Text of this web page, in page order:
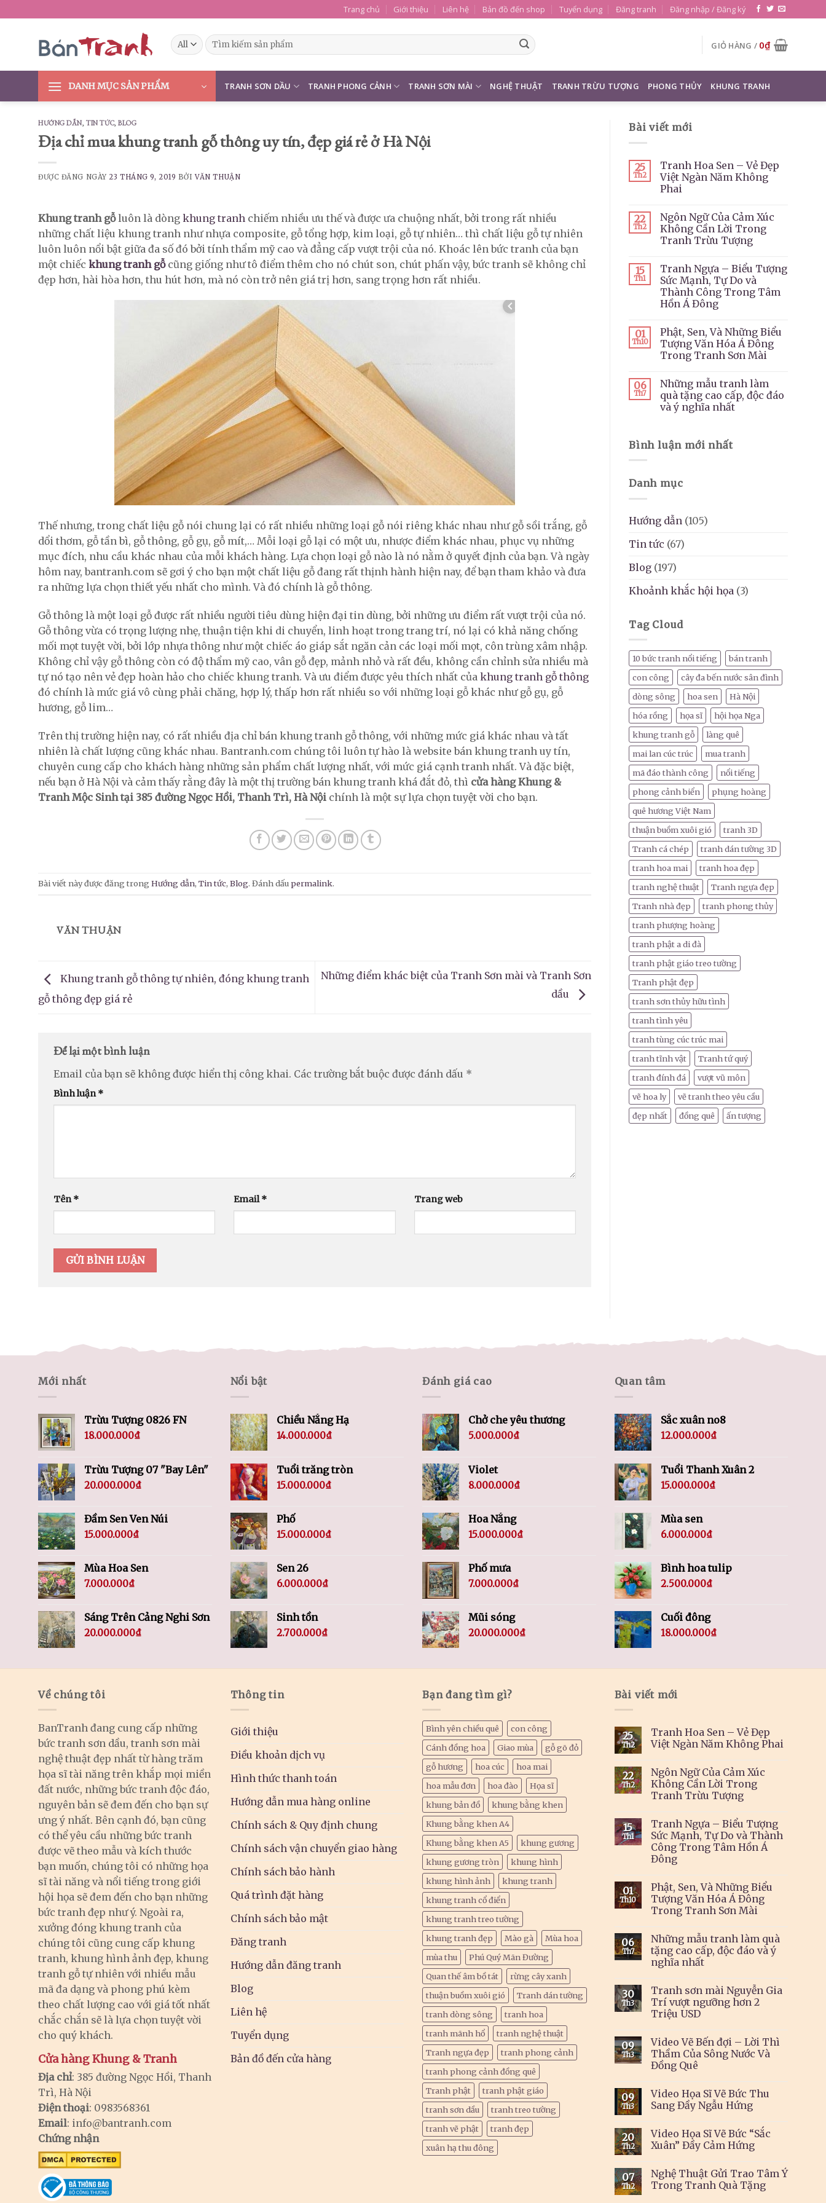
to
Trang chủ Giới thiệu Liên hệ Bản đồ đến shop Tuyển dụng Đăng tranh Đăng nhập / Đăng ký
Tìm
kiếm:
GIỎ HÀNG / 0₫
DANH MỤC SẢN PHẨM TRANH SƠN DẦU TRANH PHONG CẢNH TRANH SƠN MÀI NGHỆ THUẬT TRANH TRỪU TƯỢNG PHONG THỦY KHUNG TRANH
HƯỚNG DẪN,TIN TỨC,BLOG
Địa chỉ mua khung tranh gỗ thông uy tín, đẹp giá rẻ ở Hà Nội
ĐƯỢC ĐĂNG NGÀY 23 THÁNG 9, 2019 BỞIVĂN THUẬN
Khung tranh gỗluôn là dòng khung tranh chiếm nhiều ưu thế và được ưa chuộng nhất, bởi trong rất nhiều
những chất liệu khung tranh như nhựa composite, gỗ tổng hợp, kim loại, gỗ tự nhiên… thì chất liệu gỗ tự nhiên
luôn luôn nổi bật giữa đa số đó bởi tính thẩm mỹ cao và đẳng cấp vượt trội của nó. Khoác lên bức tranh của bạn
một chiếc khung tranh gỗcũng giống như tô điểm thêm cho nó chút son, chút phấn vậy, bức tranh sẽ không chỉ
đẹp hơn, hài hòa hơn, thu hút hơn, mà nó còn trở nên giá trị hơn, sang trọng hơn rất nhiều.
Thế nhưng, trong chất liệu gỗ nói chung lại có rất nhiều những loại gỗ nói riêng khác nhau như gỗ sồi trắng, gỗ
dổi thơm, gỗ tần bì, gỗ thông, gỗ gụ, gỗ mít,… Mỗi loại gỗ lại có một ưu, nhược điểm khác nhau, phục vụ những
mục đích, nhu cầu khác nhau của mỗi khách hàng. Lựa chọn loại gỗ nào là nó nằm ở quyết định của bạn. Và ngày
hôm nay, bantranh.com sẽ gơi ý cho bạn một chất liệu gỗ đang rất thịnh hành hiện nay, để bạn tham khảo và đưa
ra những lựa chọn thiết yếu nhất cho mình. Và đó chính là gỗ thông.
Gỗ thông là một loại gỗ được rất nhiều người tiêu dùng hiện đại tin dùng, bởi những ưu điểm rất vượt trội của nó.
Gỗ thông vừa có trọng lượng nhẹ, thuận tiện khi di chuyển, linh hoạt trong trang trí, nó lại có khả năng chống
mối mọt tuyệt vời, bởi lớp nhựa thông như một chiếc áo giáp sắt ngăn cản các loại mối mọt, côn trùng xâm nhập.
Không chỉ vậy gỗ thông còn có độ thẩm mỹ cao, vân gỗ đẹp, mảnh nhỏ và rất đều, không cần chỉnh sửa nhiều mà
tự nó tạo nên vẻ đẹp hoàn hảo cho chiếc khung tranh. Và ưu điểm được yêu thích nhất của khung tranh gỗ thông
đó chính là mức giá vô cùng phải chăng, hợp lý, thấp hơn rất nhiều so với những loại gỗ khác như gỗ gụ, gỗ
hương, gỗ lim…
Trên thị trường hiện nay, có rất nhiều địa chỉ bán khung tranh gỗ thông, với những mức giá khác nhau và tất
nhiên là chất lượng cũng khác nhau. Bantranh.com chúng tôi luôn tự hào là website bán khung tranh uy tín,
chuyên cung cấp cho khách hàng những sản phẩm chất lượng nhất, với mức giá cạnh tranh nhất. Và đặc biệt,
nếu bạn ở Hà Nội và cảm thấy rằng đây là một thị trường bán khung tranh khá đắt đỏ, thì cửa hàng Khung &
Tranh Mộc Sinh tại 385 đường Ngọc Hồi, Thanh Trì, Hà Nội chính là một sự lựa chọn tuyệt vời cho bạn.
Bài viết này được đăng trong Hướng dẫn, Tin tức, Blog. Đánh dấu permalink.
VĂN THUẬN
Khung tranh gỗ thông tự nhiên, đóng khung tranh
gỗ thông đẹp giá rẻ
Những điểm khác biệt của Tranh Sơn mài và Tranh Sơn
dầu
Để lại một bình luận
Email của bạn sẽ không được hiển thị công khai. Các trường bắt buộc được đánh dấu *
Bình luận*
Tên* Email* Trang web
Bài viết mới
25
Th2
Tranh Hoa Sen – Vẻ Đẹp
Việt Ngàn Năm Không
Phai
22
Th2
Ngôn Ngữ Của Cảm Xúc
Không Cần Lời Trong
Tranh Trừu Tượng
15
Th1
Tranh Ngựa – Biểu Tượng
Sức Mạnh, Tự Do và
Thành Công Trong Tâm
Hồn Á Đông
01
Th10
Phật, Sen, Và Những Biểu
Tượng Văn Hóa Á Đông
Trong Tranh Sơn Mài
06
Th7
Những mẫu tranh làm
quà tặng cao cấp, độc đáo
và ý nghĩa nhất
Bình luận mới nhất
Danh mục
Hướng dẫn (105)
Tin tức (67)
Blog (197)
Khoảnh khắc hội họa (3)
Tag Cloud
10 bức tranh nổi tiếng
bán tranh
con công
cây đa bến nước sân đình
dòng sông
hoa sen
Hà Nội
hóa rồng
họa sĩ
hội họa Nga
khung tranh gỗ
làng quê
mai lan cúc trúc
mua tranh
mã đáo thành công
nổi tiếng
phong cảnh biển
phụng hoàng
quê hương Việt Nam
thuận buồm xuôi gió
tranh 3D
Tranh cá chép
tranh dán tường 3D
tranh hoa mai
tranh hoa đẹp
tranh nghệ thuật
Tranh ngựa đẹp
Tranh nhà đẹp
tranh phong thủy
tranh phượng hoàng
tranh phật a di đà
tranh phật giáo treo tường
Tranh phật đẹp
tranh sơn thủy hữu tình
tranh tình yêu
tranh tùng cúc trúc mai
tranh tĩnh vật
Tranh tứ quý
tranh đính đá
vượt vũ môn
vẽ hoa ly
vẽ tranh theo yêu cầu
đẹp nhất
đồng quê ấn tượng
Mới nhất
Trừu Tượng 0826 FN
18.000.000₫
Trừu Tượng 07 "Bay Lên"
20.000.000₫
Đầm Sen Ven Núi
15.000.000₫
Mùa Hoa Sen
7.000.000₫
Sáng Trên Cảng Nghi Sơn
20.000.000₫
Nổi bật
Chiều Nắng Hạ
14.000.000₫
Tuổi trăng tròn
15.000.000₫
Phố
15.000.000₫
Sen 26
6.000.000₫
Sinh tồn
2.700.000₫
Đánh giá cao
Chở che yêu thương
5.000.000₫
Violet
8.000.000₫
Hoa Nắng
15.000.000₫
Phố mưa
7.000.000₫
Mũi sóng
20.000.000₫
Quan tâm
Sắc xuân no8
12.000.000₫
Tuổi Thanh Xuân 2
15.000.000₫
Mùa sen
6.000.000₫
Bình hoa tulip
2.500.000₫
Cuối đông
18.000.000₫
Về chúng tôi
BanTranh đang cung cấp những
bức tranh sơn dầu, tranh sơn mài
nghệ thuật đẹp nhất từ hàng trăm
họa sĩ tài năng trên khắp mọi miền
đất nước, những bức tranh độc đáo,
nguyên bản sẽ đem đến cho bạn sự
ưng ý nhất. Bên cạnh đó, bạn cũng
có thể yêu cầu những bức tranh
được vẽ theo mẫu và kích thước
bạn muốn, chúng tôi có những họa
sĩ tài năng và nổi tiếng trong giới
hội họa sẽ đem đến cho bạn những
bức tranh đẹp như ý. Ngoài ra,
xưởng đóng khung tranh của
chúng tôi cũng cung cấp khung
tranh, khung hình ảnh đẹp, khung
tranh gỗ tự nhiên với nhiều mẫu
mã đa dạng và phong phú kèm
theo chất lượng cao với giá tốt nhất
chắc chắn sẽ là lựa chọn tuyệt vời
cho quý khách.
Cửa hàng Khung & Tranh
Địa chỉ: 385 đường Ngọc Hồi, Thanh
Trì, Hà Nội
Điện thoại: 0983568361
Email: info@bantranh.com
Chứng nhận
Thông tin
Giới thiệu
Điều khoản dịch vụ
Hình thức thanh toán
Hướng dẫn mua hàng online
Chính sách & Quy định chung
Chính sách vận chuyển giao hàng
Chính sách bảo hành
Quá trình đặt hàng
Chính sách bảo mật
Đăng tranh
Hướng dẫn đăng tranh
Blog
Liên hệ
Tuyển dụng
Bản đồ đến cửa hàng
Bạn đang tìm gì?
Bình yên chiều quê
con công
Cánh đồng hoa
Giao mùa
gỗ gõ đỏ
gỗ hương
hoa cúc
hoa mai
hoa mẫu đơn
hoa đào
Họa sĩ
khung bản đồ
khung bằng khen
Khung bằng khen A4
Khung bằng khen A5
khung gương
khung gương tròn
khung hình
khung hình ảnh
khung tranh
khung tranh cổ điển
khung tranh treo tường
khung tranh đẹp
Mào gà
Mùa hoa
mùa thu
Phú Quý Mãn Đường
Quan thế âm bồ tát
rừng cây xanh
thuận buồm xuôi gió
Tranh dán tường
tranh dòng sông
tranh hoa
tranh mãnh hổ
tranh nghệ thuật
Tranh ngựa đẹp
tranh phong cảnh
tranh phong cảnh đồng quê
Tranh phật
tranh phật giáo
tranh sơn dầu
tranh treo tường
tranh vẽ phật
tranh đẹp
xuân hạ thu đông
Bài viết mới
25
Th2
Tranh Hoa Sen – Vẻ Đẹp
Việt Ngàn Năm Không Phai
22
Th2
Ngôn Ngữ Của Cảm Xúc
Không Cần Lời Trong
Tranh Trừu Tượng
15
Th1
Tranh Ngựa – Biểu Tượng
Sức Mạnh, Tự Do và Thành
Công Trong Tâm Hồn Á
Đông
01
Th10
Phật, Sen, Và Những Biểu
Tượng Văn Hóa Á Đông
Trong Tranh Sơn Mài
06
Th7
Những mẫu tranh làm quà
tặng cao cấp, độc đáo và ý
nghĩa nhất
30
Th3
Tranh sơn mài Nguyễn Gia
Trí vượt ngưỡng hơn 2
Triệu USD
09
Th3
Video Vẽ Bến đợi – Lời Thì
Thầm Của Sông Nước Và
Đồng Quê
09
Th3
Video Họa Sĩ Vẽ Bức Thu
Sang Đầy Ngẫu Hứng
20
Th2
Video Họa Sĩ Vẽ Bức “Sắc
Xuân” Đầy Cảm Hứng
07
Th2
Nghệ Thuật Gửi Trao Tâm Ý
Trong Tranh Quà Tặng